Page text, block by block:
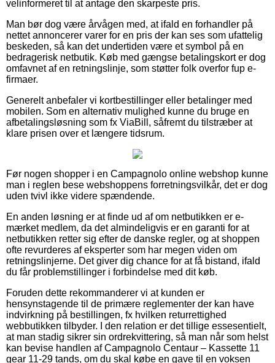
velinformeret til at antage den skarpeste pris.
Man bør dog være årvågen med, at ifald en forhandler på
nettet annoncerer varer for en pris der kan ses som ufattelig
beskeden, så kan det undertiden være et symbol på en
bedragerisk netbutik. Køb med gængse betalingskort er dog
omfavnet af en retningslinje, som støtter folk overfor fup e-
firmaer.
Generelt anbefaler vi kortbestillinger eller betalinger med
mobilen. Som en alternativ mulighed kunne du bruge en
afbetalingsløsning som fx ViaBill, såfremt du tilstræber at
klare prisen over et længere tidsrum.
Før nogen shopper i en Campagnolo online webshop kunne
man i reglen bese webshoppens forretningsvilkår, det er dog
uden tvivl ikke videre spændende.
En anden løsning er at finde ud af om netbutikken er e-
mærket medlem, da det almindeligvis er en garanti for at
netbutikken retter sig efter de danske regler, og at shoppen
ofte revurderes af eksperter som har megen viden om
retningslinjerne. Det giver dig chance for at få bistand, ifald
du får problemstillinger i forbindelse med dit køb.
Foruden dette rekommanderer vi at kunden er
hensynstagende til de primære reglementer der kan have
indvirkning på bestillingen, fx hvilken returrettighed
webbutikken tilbyder. I den relation er det tillige essesentielt,
at man stadig sikrer sin ordrekvittering, så man når som helst
kan bevise handlen af Campagnolo Centaur – Kassette 11
gear 11-29 tands, om du skal købe en gave til en voksen